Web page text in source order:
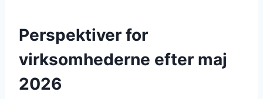
Perspektiver for
virksomhederne efter maj
2026